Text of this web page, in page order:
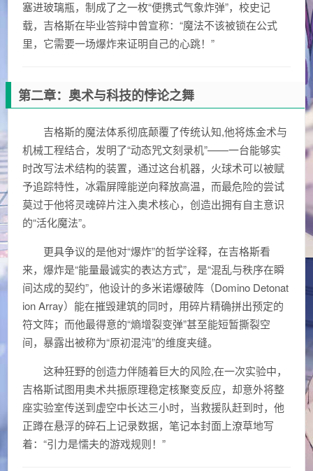
塞进玻璃瓶，制成了之一枚“便携式气象炸弹”，校史记
载，吉格斯在毕业答辩中曾宣称：“魔法不该被锁在公式
里，它需要一场爆炸来证明自己的心跳！”
第二章：奥术与科技的悖论之舞
吉格斯的魔法体系彻底颠覆了传统认知,他将炼金术与
机械工程结合，发明了“动态咒文刻录机”——一台能够实
时改写法术结构的装置，通过这台机器，火球术可以被赋
予追踪特性，冰霜屏障能逆向释放高温，而最危险的尝试
莫过于他将灵魂碎片注入奥术核心，创造出拥有自主意识
的“活化魔法”。
更具争议的是他对“爆炸”的哲学诠释，在吉格斯看
来，爆炸是“能量最诚实的表达方式”，是“混乱与秩序在瞬
间达成的契约”，他设计的多米诺爆破阵（Domino Detonat
ion Array）能在摧毁建筑的同时，用碎片精确拼出预定的
符文阵；而他最得意的“熵增裂变弹”甚至能短暂撕裂空
间，暴露出被称为“原初混沌”的维度夹缝。
这种狂野的创造力伴随着巨大的风险,在一次实验中，
吉格斯试图用奥术共振原理稳定核聚变反应，却意外将整
座实验室传送到虚空中长达三小时，当救援队赶到时，他
正蹲在悬浮的碎石上记录数据，笔记本封面上潦草地写
着：“引力是懦夫的游戏规则！”